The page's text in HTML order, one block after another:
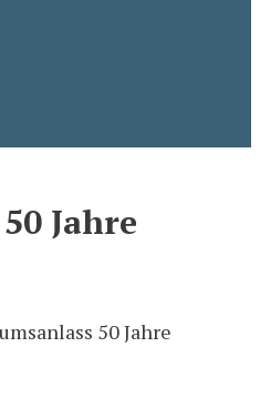
Jahre
50 Jahre